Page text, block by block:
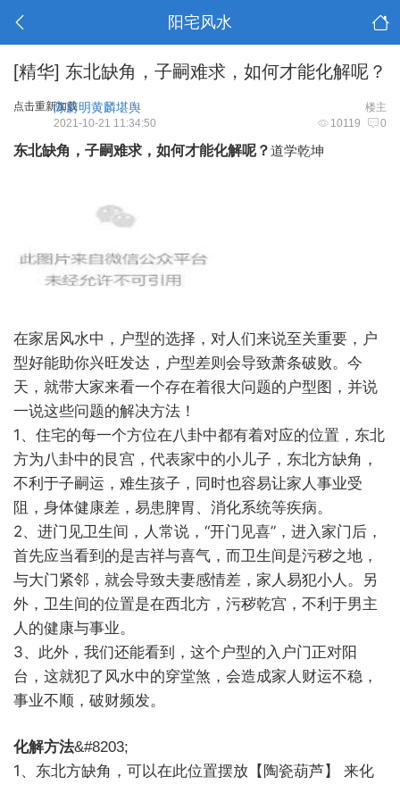
阳宅风水
[精华] 东北缺角，子嗣难求，如何才能化解呢？
点击重新加载 楼主
陈蔚明黄麟堪舆
10119 0
2021-10-21 11:34:50
东北缺角，子嗣难求，如何才能化解呢？道学乾坤
在家居风水中，户型的选择，对人们来说至关重要，户
型好能助你兴旺发达，户型差则会导致萧条破败。今
天，就带大家来看一个存在着很大问题的户型图，并说
一说这些问题的解决方法！
1、住宅的每一个方位在八卦中都有着对应的位置，东北
方为八卦中的艮宫，代表家中的小儿子，东北方缺角，
不利于子嗣运，难生孩子，同时也容易让家人事业受
阻，身体健康差，易患脾胃、消化系统等疾病。
2、进门见卫生间，人常说，“开门见喜”，进入家门后，
首先应当看到的是吉祥与喜气，而卫生间是污秽之地，
与大门紧邻，就会导致夫妻感情差，家人易犯小人。另
外，卫生间的位置是在西北方，污秽乾宫，不利于男主
人的健康与事业。
3、此外，我们还能看到，这个户型的入户门正对阳
台，这就犯了风水中的穿堂煞，会造成家人财运不稳，
事业不顺，破财频发。
化解方法&#8203;
1、东北方缺角，可以在此位置摆放【陶瓷葫芦】 来化